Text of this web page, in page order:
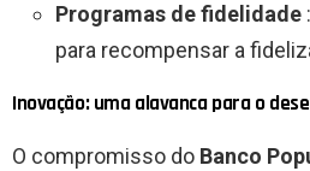
Programas de fidelidade
para recompensar a
Inovação: uma alavanca para o
O compromisso do Banco